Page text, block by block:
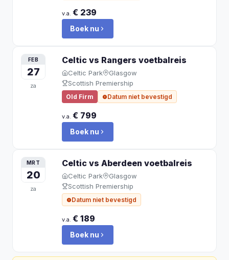
v.a. € 239
Boek nu
FEB
27
za
Celtic vs Rangers voetbalreis
Celtic Park
Glasgow
Scottish Premiership
Old Firm Datum niet bevestigd
v.a. € 799
Boek nu
MRT
20
za
Celtic vs Aberdeen voetbalreis
Celtic Park
Glasgow
Scottish Premiership
Datum niet bevestigd
v.a. € 189
Boek nu